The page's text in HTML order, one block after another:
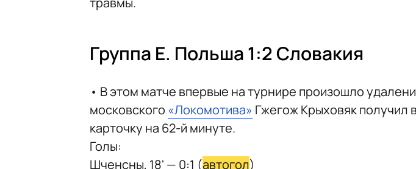
Группа E. Польша 1:2 Словакия
• В этом матче впервые на турнире произошло
московского «Локомотива» Гжегож Крыховяк получил
карточку на 62-й минуте.
Голы:
Шченсны, 18' — 0:1 (автогол)